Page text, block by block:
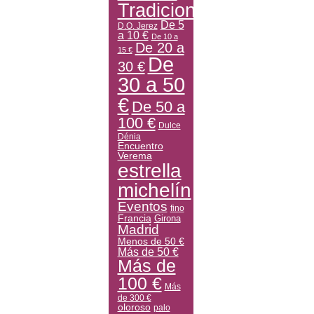
Tradicional
D.O. Jerez De 5
a 10 € De 10 a
15 € De 20 a
30 € De
30 a 50
€ De 50 a
100 € Dulce
Dénia
Encuentro
Verema
estrella
michelín
Eventos fino
Francia Girona
Madrid
Menos de 50 €
Más de 50 €
Más de
100 € Más
de 300 €
oloroso palo